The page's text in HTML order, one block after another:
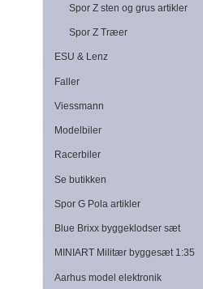
Spor Z sten og grus artikler
Spor Z Træer
ESU & Lenz
Faller
Viessmann
Modelbiler
Racerbiler
Se butikken
Spor G Pola artikler
Blue Brixx byggeklodser sæt
MINIART Militær byggesæt 1:35
Aarhus model elektronik